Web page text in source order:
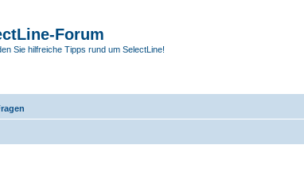
Forum
Sie hilfreiche Tipps rund um SelectLine!